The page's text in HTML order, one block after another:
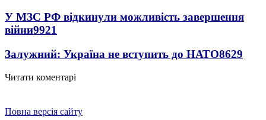
У МЗС РФ відкинули можливість завершення
війни9921
Залужний: Україна не вступить до НАТО8629
Читати коментарі
Повна версія сайту